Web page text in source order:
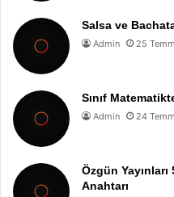
Salsa ve
Admin 25
Sınıf
Admin 24
Özgün Yayınları
Anahtarı